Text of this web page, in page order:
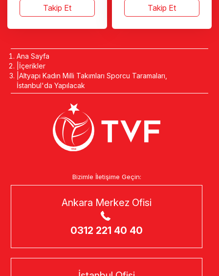
Takip Et Takip Et
Ana Sayfa
İçerikler
Altyapı Kadın Milli Takımları Sporcu Taramaları,
İstanbul'da Yapılacak
Bizimle İletişime Geçin:
Ankara Merkez Ofisi
0312 221 40 40